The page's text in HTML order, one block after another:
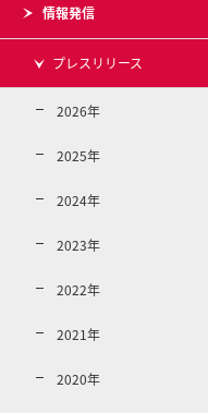
情報発信
プレスリリース
2026年
2025年
2024年
2023年
2022年
2021年
2020年